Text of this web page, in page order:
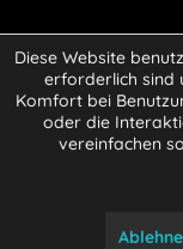
Diese Website
erforderlich sind
Komfort bei
oder die
vereinfachen